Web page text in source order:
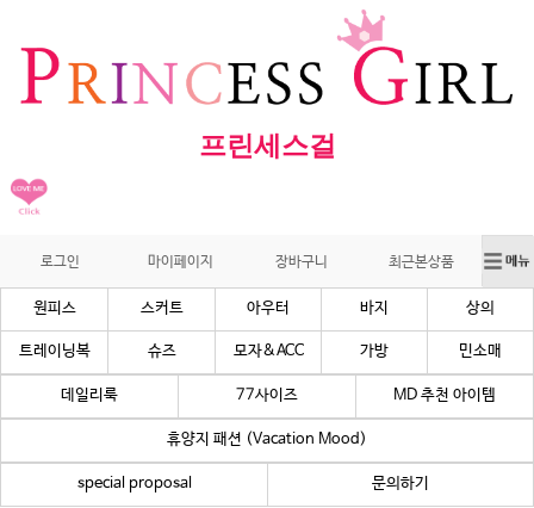
프린세스걸
로그인 마이페이지 장바구니 최근본상품
원피스 스커트 아우터 바지 상의
트레이닝복 슈즈 모자&ACC 가방 민소매
데일리룩 77사이즈 MD 추천 아이템
휴양지 패션 (Vacation Mood)
special proposal 문의하기